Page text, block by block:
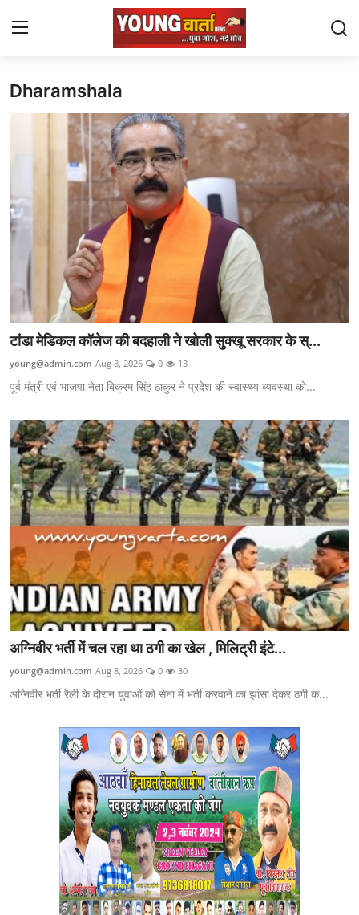
Login
Chandigarh
Staff Details
J $ K
Uttra Khand
Yuva Josh
National
Gallery
punjab
Utter Pradesh
Political
Himachal Pradesh
Dharamshala
टांडा मेडिकल कॉलेज की बदहाली ने खोली सुक्खू सरकार के स्...
young@admin.com Aug 8, 2026 0 13
पूर्व मंत्री एवं भाजपा नेता बिक्रम सिंह ठाकुर ने प्रदेश की स्वास्थ्य व्यवस्था को...
अग्निवीर भर्ती में चल रहा था ठगी का खेल , मिलिट्री इंटे...
young@admin.com Aug 8, 2026 0 30
अग्निवीर भर्ती रैली के दौरान युवाओं को सेना में भर्ती करवाने का झांसा देकर ठगी क...